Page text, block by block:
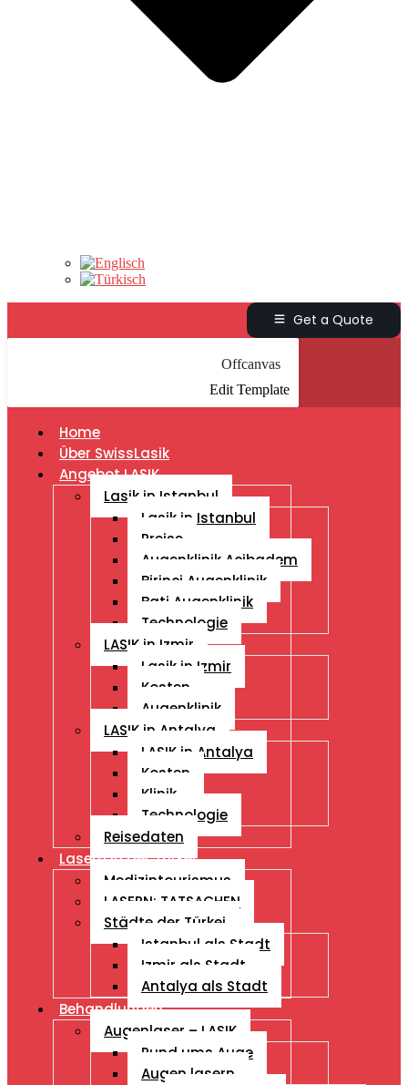
Get a Quote
Offcanvas
Edit Template
Home
Über SwissLasik
Angebot LASIK
Lasik in Istanbul
Lasik in Istanbul
Preise
Augenklinik Acibadem
Birinci Augenklinik
Bati Augenklinik
Technologie
LASIK in Izmir
Lasik in Izmir
Kosten
Augenklinik
LASIK in Antalya
LASIK in Antalya
Kosten
Klinik
Technologie
Reisedaten
Lasern in der Türkei
Medizintourismus
LASERN: TATSACHEN
Städte der Türkei
Istanbul als Stadt
Izmir als Stadt
Antalya als Stadt
Behandlungen
Augenlaser – LASIK
Rund ums Auge
Augen lasern